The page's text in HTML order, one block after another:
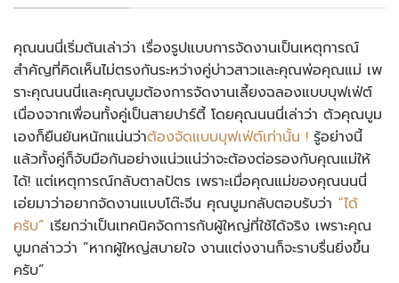
คุณนนนี่เริ่มต้นเล่าว่า เรื่องรูปแบบการจัดงานเป็นเหตุการณ์
สำคัญที่คิดเห็นไม่ตรงกันระหว่างคู่บ่าวสาวและคุณพ่อคุณแม่ เพ
ราะคุณนนนี่และคุณบูมต้องการจัดงานเลี้ยงฉลองแบบบุฟเฟ่ต์
เนื่องจากเพื่อนทั้งคู่เป็นสายปาร์ตี้ โดยคุณนนนี่เล่าว่า ตัวคุณบูม
เองก็ยืนยันหนักแน่นว่าต้องจัดแบบบุฟเฟ่ต์เท่านั้น ! รู้อย่างนี้
แล้วทั้งคู่ก็จับมือกันอย่างแน่วแน่ว่าจะต้องต่อรองกับคุณแม่ให้
ได้! แต่เหตุการณ์กลับตาลปัตร เพราะเมื่อคุณแม่ของคุณนนนี่
เอ่ยมาว่าอยากจัดงานแบบโต๊ะจีน คุณบูมกลับตอบรับว่า “ได้
ครับ” เรียกว่าเป็นเทคนิคจัดการกับผู้ใหญ่ที่ใช้ได้จริง เพราะคุณ
บูมกล่าวว่า “หากผู้ใหญ่สบายใจ งานแต่งงานก็จะราบรื่นยิ่งขึ้น
ครับ”